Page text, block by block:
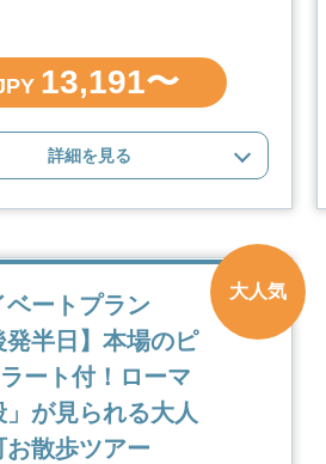
13,191〜
詳細を見る
大人気
ートプラン
半日】本場のピ
ート付！ローマ
」が見られる大人
お散歩ツアー